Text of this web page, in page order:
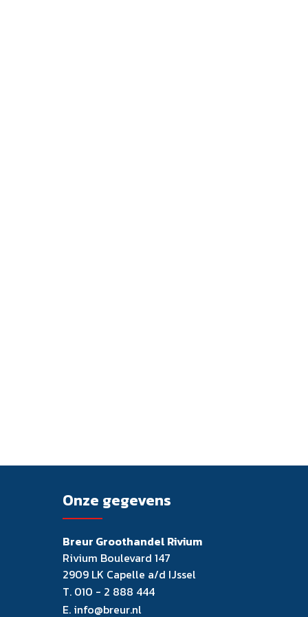
Onze gegevens
Breur Groothandel Rivium
Rivium Boulevard 147
2909 LK Capelle a/d IJssel
T. 010 - 2 888 444
E. info@breur.nl